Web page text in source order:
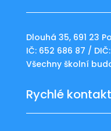
Dlouhá 35, 691 23
IČ: 652 686 87 /
Všechny školní
Rychlé